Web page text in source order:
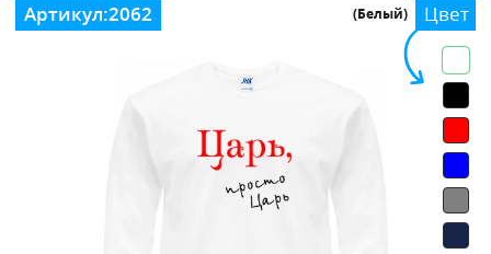
Цвет
(Белый)
Артикул:2062